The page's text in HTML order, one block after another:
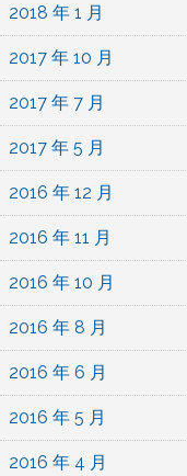
2018 年 1 月
2017 年 10 月
2017 年 7 月
2017 年 5 月
2016 年 12 月
2016 年 11 月
2016 年 10 月
2016 年 8 月
2016 年 6 月
2016 年 5 月
2016 年 4 月